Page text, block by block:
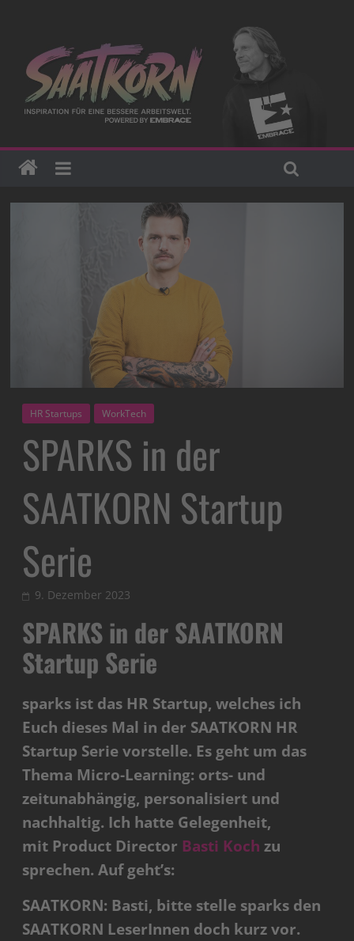
HR Startups WorkTech
SPARKS in der
SAATKORN Startup
Serie
9. Dezember 2023
SPARKS in der SAATKORN
Startup Serie
sparks ist das HR Startup, welches ich
Euch dieses Mal in der SAATKORN HR
Startup Serie vorstelle. Es geht um das
Thema Micro-Learning: orts- und
zeitunabhängig, personalisiert und
nachhaltig. Ich hatte Gelegenheit,
mit Product Director Basti Koch zu
sprechen. Auf geht’s:
SAATKORN: Basti, bitte stelle sparks den
SAATKORN LeserInnen doch kurz vor.